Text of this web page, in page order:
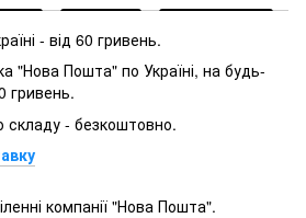
- від 60 гривень.
"Нова Пошта" по Україні, на будь-
гривень.
складу - безкоштовно.
компанії "Нова Пошта".